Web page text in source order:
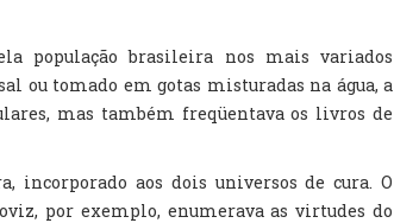
população brasileira nos mais variados
ou tomado em gotas misturadas na água, a
mas também freqüentava os livros de
incorporado aos dois universos de cura. O
por exemplo, enumerava as virtudes do